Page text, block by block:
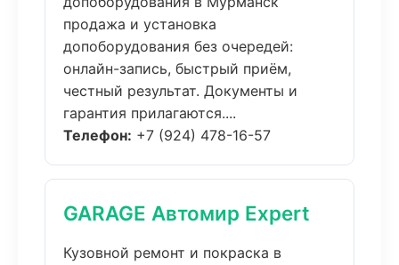
продажа и установка
допоборудования без очередей:
онлайн-запись, быстрый приём,
честный результат. Документы и
гарантия прилагаются....
Телефон: +7 (924) 478-16-57
GARAGE Автомир Expert
Кузовной ремонт и покраска в